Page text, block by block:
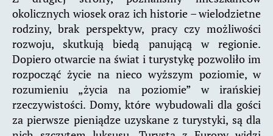
okolicznych wiosek oraz ich historie – wielodzietne
rodziny, brak perspektyw, pracy czy możliwości
rozwoju, skutkują biedą panującą w regionie.
Dopiero otwarcie na świat i turystykę pozwoliło im
rozpocząć życie na nieco wyższym poziomie, w
rozumieniu „życia na poziomie” w irańskiej
rzeczywistości. Domy, które wybudowali dla gości
za pierwsze pieniądze uzyskane z turystyki, są dla